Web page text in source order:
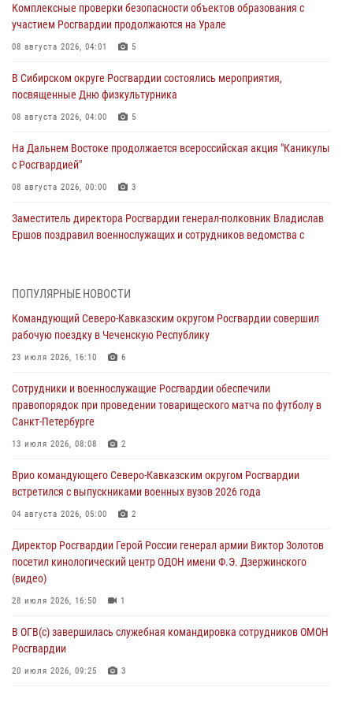
Комплексные проверки безопасности объектов образования с
участием Росгвардии продолжаются на Урале
08 августа 2026, 04:01 5
В Сибирском округе Росгвардии состоялись мероприятия,
посвященные Дню физкультурника
08 августа 2026, 04:00 5
На Дальнем Востоке продолжается всероссийская акция "Каникулы
с Росгвардией"
08 августа 2026, 00:00 3
Заместитель директора Росгвардии генерал-полковник Владислав
Ершов поздравил военнослужащих и сотрудников ведомства с
операция войск правопорядка
07 августа 2026, 15:28
пресечена противоправная деятельность, связанная с пропагандой
терроризма (видео)
07 августа 2026, 13:30
нарушений миграционного законодательства
07 августа 2026, 12:54
07 августа 2026, 12:37
ПОПУЛЯРНЫЕ НОВОСТИ
Командующий Северо-Кавказским округом Росгвардии совершил
рабочую поездку в Чеченскую Республику
23 июля 2026, 16:10 6
Сотрудники и военнослужащие Росгвардии обеспечили
правопорядок при проведении товарищеского матча по футболу в
Санкт-Петербурге
13 июля 2026, 08:08 2
Врио командующего Северо-Кавказским округом Росгвардии
встретился с выпускниками военных вузов 2026 года
04 августа 2026, 05:00 2
Директор Росгвардии Герой России генерал армии Виктор Золотов
посетил кинологический центр ОДОН имени Ф.Э. Дзержинского
(видео)
28 июля 2026, 16:50 1
В ОГВ(с) завершилась служебная командировка сотрудников ОМОН
Росгвардии
20 июля 2026, 09:25 3